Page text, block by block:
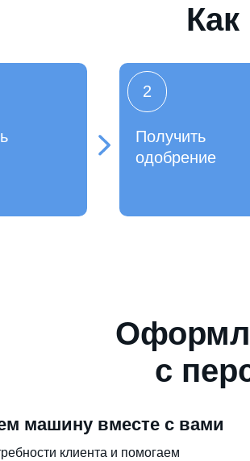
Получить
одобрение
2
машину вместе с вами
клиента и помогаем
с